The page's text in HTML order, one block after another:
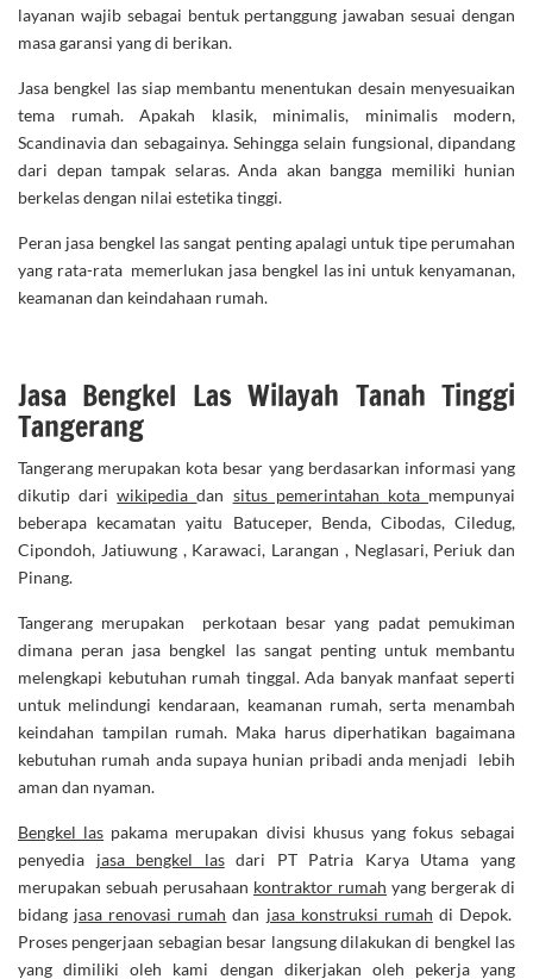
layanan wajib sebagai bentuk pertanggung jawaban sesuai dengan
masa garansi yang di berikan.
Jasa bengkel las siap membantu menentukan desain menyesuaikan
tema rumah. Apakah klasik, minimalis, minimalis modern,
Scandinavia dan sebagainya. Sehingga selain fungsional, dipandang
dari depan tampak selaras. Anda akan bangga memiliki hunian
berkelas dengan nilai estetika tinggi.
Peran jasa bengkel las sangat penting apalagi untuk tipe perumahan
yang rata-rata memerlukan jasa bengkel las ini untuk kenyamanan,
keamanan dan keindahaan rumah.
Jasa Bengkel Las Wilayah Tanah Tinggi
Tangerang
Tangerang merupakan kota besar yang berdasarkan informasi yang
dikutip dariwikipediadan situs pemerintahan kota mempunyai
beberapa kecamatan yaitu Batuceper, Benda, Cibodas, Ciledug,
Cipondoh, Jatiuwung , Karawaci, Larangan , Neglasari, Periuk dan
Pinang.
Tangerang merupakan perkotaan besar yang padat pemukiman
dimana peran jasa bengkel las sangat penting untuk membantu
melengkapi kebutuhan rumah tinggal. Ada banyak manfaat seperti
untuk melindungi kendaraan, keamanan rumah, serta menambah
keindahan tampilan rumah. Maka harus diperhatikan bagaimana
kebutuhan rumah anda supaya hunian pribadi anda menjadi lebih
aman dan nyaman.
Bengkel las pakama merupakan divisi khusus yang fokus sebagai
penyedia jasa bengkel lasdari PT Patria Karya Utama yang
merupakan sebuah perusahaan kontraktor rumah yang bergerak di
bidang jasa renovasi rumah dan jasa konstruksi rumah di Depok.
Proses pengerjaan sebagian besar langsung dilakukan di bengkel las
yang dimiliki oleh kami dengan dikerjakan oleh pekerja yang